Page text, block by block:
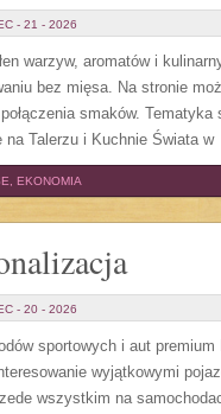
- 21 - 2026
warzyw, aromatów i
bez mięsa. Na stronie
smaków.
Talerzu i Kuchnie Świata w[
EKONOMIA
- 20 - 2026
sportowych i aut
wyjątkowymi
wszystkim na